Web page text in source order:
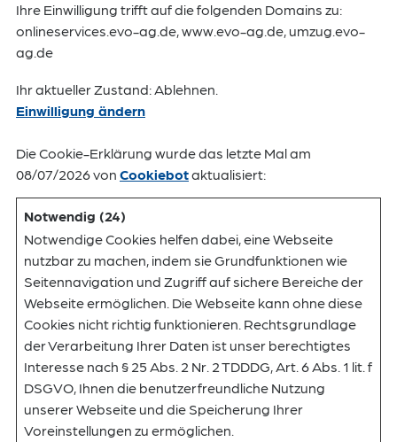
Ihre Einwilligung trifft auf die folgenden Domains zu:
onlineservices.evo-ag.de, www.evo-ag.de, umzug.evo-
ag.de
Ihr aktueller Zustand: Ablehnen.
Einwilligung ändern
Die Cookie-Erklärung wurde das letzte Mal am
08/07/2026 von Cookiebotaktualisiert:
Notwendig (24)
Notwendige Cookies helfen dabei, eine Webseite
nutzbar zu machen, indem sie Grundfunktionen wie
Seitennavigation und Zugriff auf sichere Bereiche der
Webseite ermöglichen. Die Webseite kann ohne diese
Cookies nicht richtig funktionieren. Rechtsgrundlage
der Verarbeitung Ihrer Daten ist unser berechtigtes
Interesse nach § 25 Abs. 2 Nr. 2 TDDDG, Art. 6 Abs. 1 lit. f
DSGVO, Ihnen die benutzerfreundliche Nutzung
unserer Webseite und die Speicherung Ihrer
Voreinstellungen zu ermöglichen.